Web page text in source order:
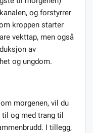
og forstyrrer
kroppen starter
vekttap, men også
av
og ungdom.
morgenen, vil du
til og med trang til
I tillegg,